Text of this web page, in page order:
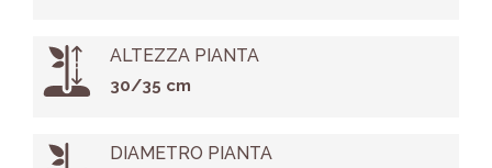
ALTEZZA PIANTA
30/35 cm
DIAMETRO PIANTA